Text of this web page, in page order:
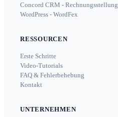
Concord CRM - Rechnungsstellung
WordPress - WordFex
RESSOURCEN
Erste Schritte
Video-Tutorials
FAQ & Fehlerbehebung
Kontakt
UNTERNEHMEN